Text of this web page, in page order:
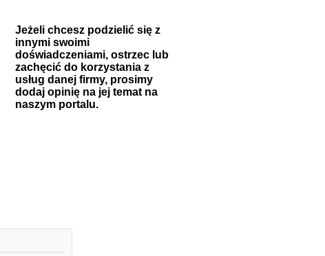
Jeżeli chcesz podzielić się z
innymi swoimi
doświadczeniami, ostrzec lub
zachęcić do korzystania z
usług danej firmy, prosimy
dodaj opinię na jej temat na
naszym portalu.